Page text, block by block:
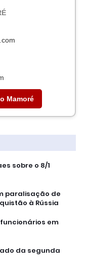
Mamoré
sobre o 8/1
paralisação de
à Rússia
em
da segunda